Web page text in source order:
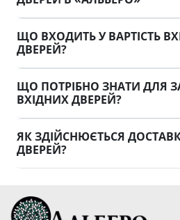
ЩО ВХОДИТЬ У ВАРТІСТЬ
ДВЕРЕЙ?
ЩО ПОТРІБНО ЗНАТИ ДЛЯ
ВХІДНИХ ДВЕРЕЙ?
ЯК ЗДІЙСНЮЄТЬСЯ
ДВЕРЕЙ?